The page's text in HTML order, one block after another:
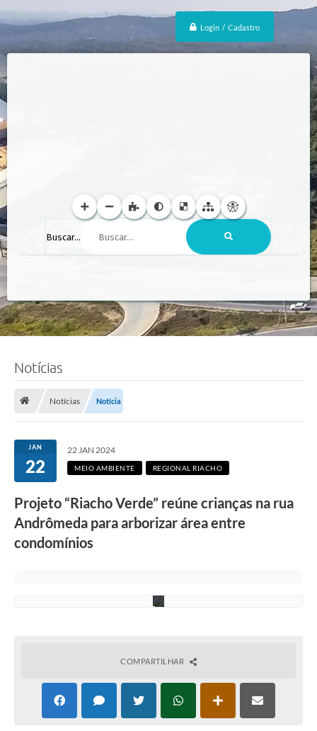
Login / Cadastro
Buscar...
Notícias
Notícias Notícia
JAN
22
22 JAN 2024
MEIO AMBIENTE REGIONAL RIACHO
Projeto “Riacho Verde” reúne crianças na rua
Andrômeda para arborizar área entre
condomínios
o
t
:
A
n
COMPARTILHAR